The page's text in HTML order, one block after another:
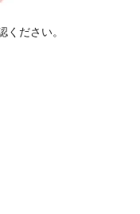
ださい。